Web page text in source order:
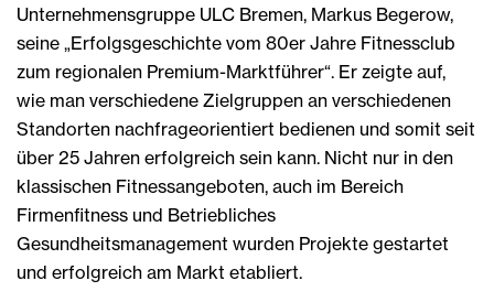
Unternehmensgruppe ULC Bremen, Markus Begerow,
seine „Erfolgsgeschichte vom 80er Jahre Fitnessclub
zum regionalen Premium-Marktführer“. Er zeigte auf,
wie man verschiedene Zielgruppen an verschiedenen
Standorten nachfrageorientiert bedienen und somit seit
über 25 Jahren erfolgreich sein kann. Nicht nur in den
klassischen Fitnessangeboten, auch im Bereich
Firmenfitness und Betriebliches
Gesundheitsmanagement wurden Projekte gestartet
und erfolgreich am Markt etabliert.